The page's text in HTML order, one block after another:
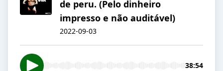
de peru. (Pelo dinheiro
impresso e não auditável)
2022-09-03
38:54